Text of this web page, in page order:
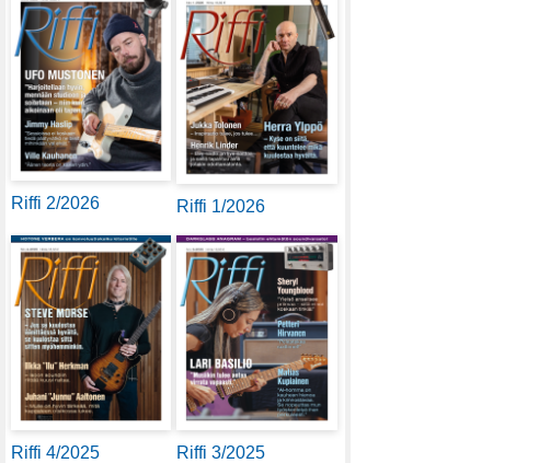
Riffi 2/2026 Riffi 1/2026
Riffi 4/2025 Riffi 3/2025